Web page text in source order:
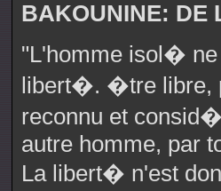
BAKOUNINE:
"L'homme isol� ne
libert�. �tre libre,
reconnu et
autre homme, par
La libert� n'est